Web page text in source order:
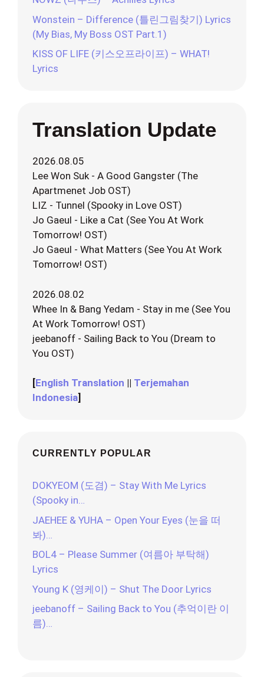
Wonstein – Difference (틀린그림찾기) Lyrics
(My Bias, My Boss OST Part.1)
KISS OF LIFE (키스오프라이프) – WHAT!
Lyrics
Translation Update
2026.08.05
Lee Won Suk - A Good Gangster (The
Apartmenet Job OST)
LIZ - Tunnel (Spooky in Love OST)
Jo Gaeul - Like a Cat (See You At Work
Tomorrow! OST)
Jo Gaeul - What Matters (See You At Work
Tomorrow! OST)
2026.08.02
Whee In & Bang Yedam - Stay in me (See You
At Work Tomorrow! OST)
jeebanoff - Sailing Back to You (Dream to
You OST)
[English Translation || Terjemahan
Indonesia]
CURRENTLY POPULAR
DOKYEOM (도겸) – Stay With Me Lyrics
(Spooky in…
JAEHEE & YUHA – Open Your Eyes (눈을 떠
봐)…
BOL4 – Please Summer (여름아 부탁해)
Lyrics
Young K (영케이) – Shut The Door Lyrics
jeebanoff – Sailing Back to You (추억이란 이
름)…